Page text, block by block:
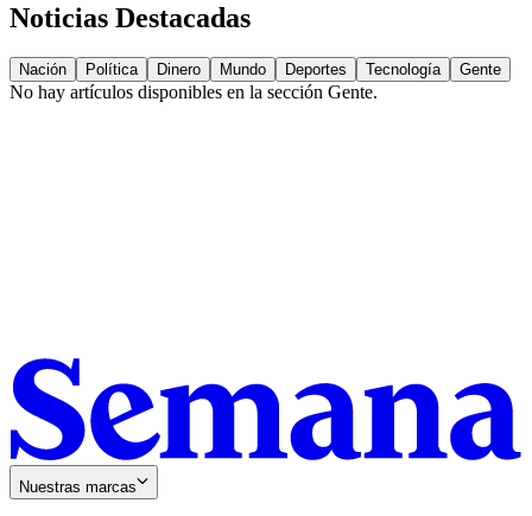
Noticias Destacadas
Nación Política Dinero Mundo Deportes Tecnología Gente
No hay artículos disponibles en la sección Gente.
Nuestras marcas